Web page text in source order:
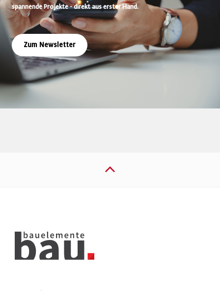
spannende Projekte - direkt aus erster Hand.
Zum Newsletter